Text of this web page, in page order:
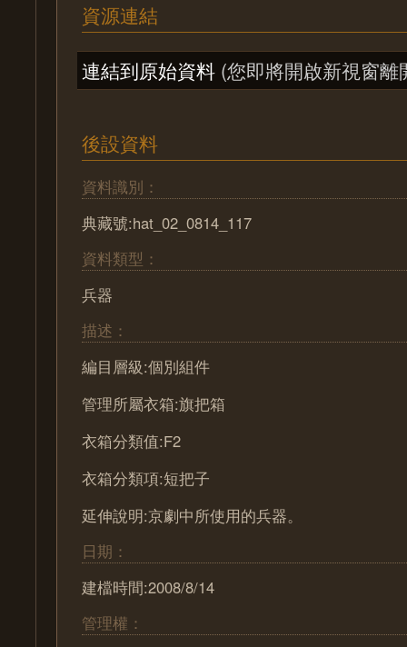
資源連結
連結到原始資料 (您即將開啟新視窗離
後設資料
資料識別：
典藏號:hat_02_0814_117
資料類型：
兵器
描述：
編目層級:個別組件
管理所屬衣箱:旗把箱
衣箱分類值:F2
衣箱分類項:短把子
延伸說明:京劇中所使用的兵器。
日期：
建檔時間:2008/8/14
管理權：